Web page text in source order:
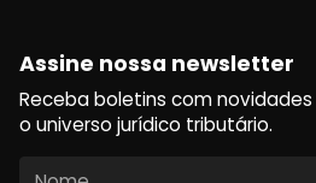
Assine nossa newsletter
Receba boletins com novidades
o universo jurídico tributário.